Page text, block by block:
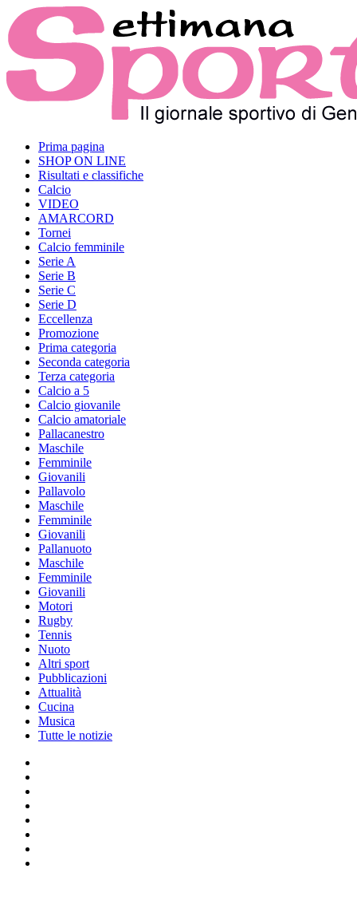
Prima pagina
SHOP ON LINE
Risultati e classifiche
Calcio
VIDEO
AMARCORD
Tornei
Calcio femminile
Serie A
Serie B
Serie C
Serie D
Eccellenza
Promozione
Prima categoria
Seconda categoria
Terza categoria
Calcio a 5
Calcio giovanile
Calcio amatoriale
Pallacanestro
Maschile
Femminile
Giovanili
Pallavolo
Maschile
Femminile
Giovanili
Pallanuoto
Maschile
Femminile
Giovanili
Motori
Rugby
Tennis
Nuoto
Altri sport
Pubblicazioni
Attualità
Cucina
Musica
Tutte le notizie